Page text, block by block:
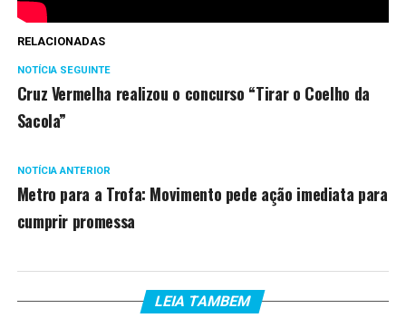
RELACIONADAS
NOTÍCIA SEGUINTE
Cruz Vermelha realizou o concurso “Tirar o Coelho da
Sacola”
NOTÍCIA ANTERIOR
Metro para a Trofa: Movimento pede ação imediata para
cumprir promessa
LEIA TAMBEM